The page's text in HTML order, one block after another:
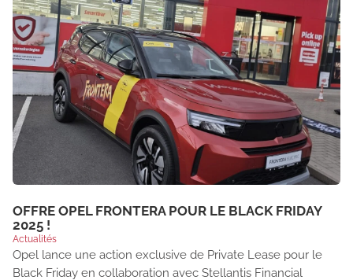
OFFRE OPEL FRONTERA POUR LE BLACK FRIDAY
2025 !
Actualités
Opel lance une action exclusive de Private Lease pour le
Black Friday en collaboration avec Stellantis Financial